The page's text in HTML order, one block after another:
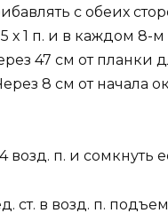
с обеих
1 п. и в каждом 8-м
47 см от планки
8 см от начала
п. и сомкнуть
ст. в возд. п.